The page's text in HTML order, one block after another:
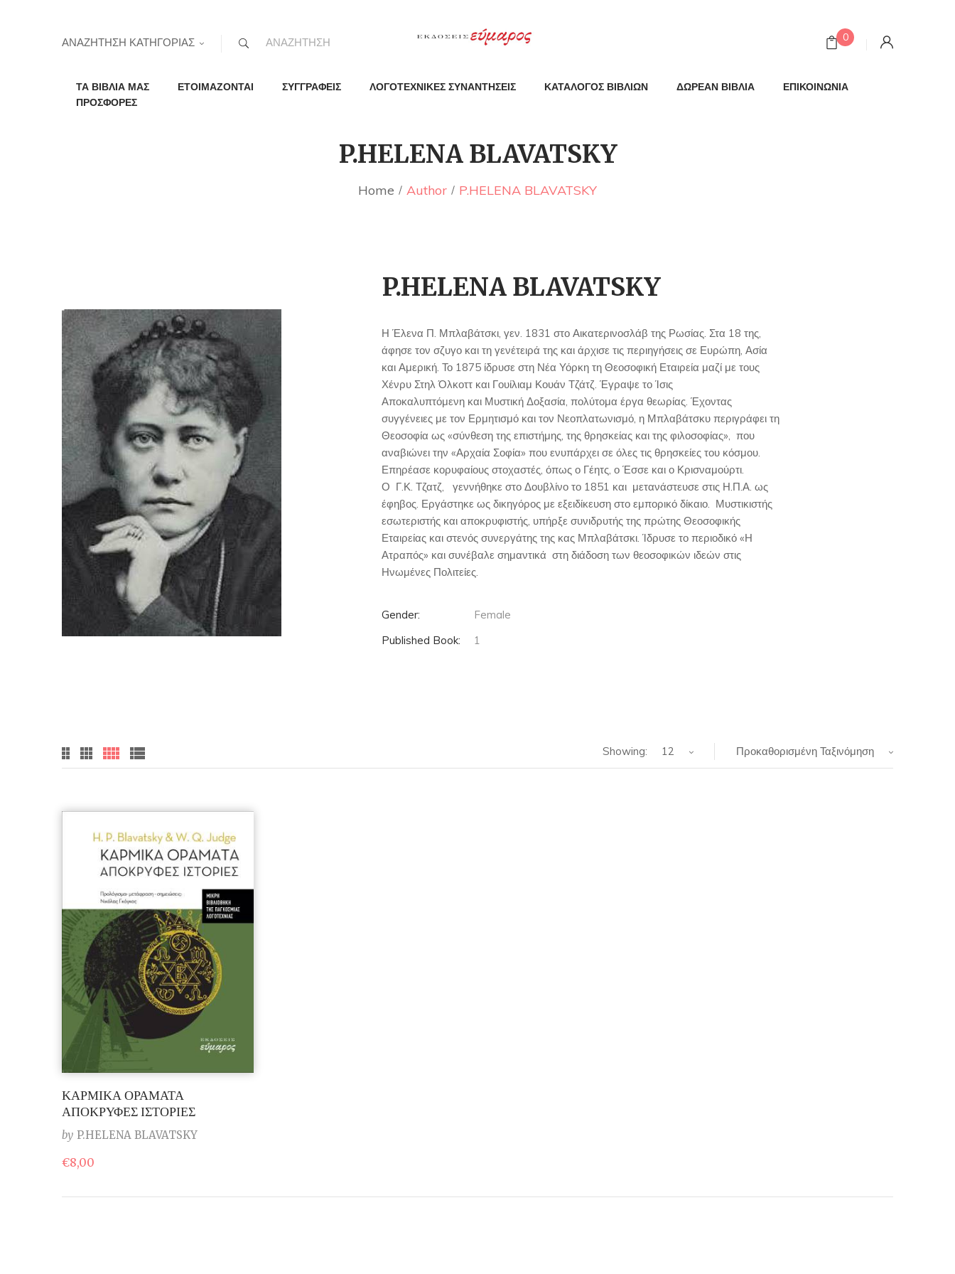
ΑΝΑΖΗΤΗΣΗ ΚΑΤΗΓΟΡΙΑΣ 0
ΤΑ ΒΙΒΛΙΑ ΜΑΣ ΕΤΟΙΜΑΖΟΝΤΑΙ ΣΥΓΓΡΑΦΕΙΣ ΛΟΓΟΤΕΧΝΙΚΕΣ ΣΥΝΑΝΤΗΣΕΙΣ ΚΑΤΑΛΟΓΟΣ ΒΙΒΛΙΩΝ ΔΩΡΕΑΝ ΒΙΒΛΙΑ
ΕΠΙΚΟΙΝΩΝΙΑ
ΠΡΟΣΦΟΡΕΣ
P.HELENA BLAVATSKY
Home Author P.HELENA BLAVATSKY
P.HELENA BLAVATSKY
Η Έλενα Π. Μπλαβάτσκι, γεν. 1831 στο Αικατερινοσλάβ της Ρωσίας. Στα 18 της,
άφησε τον σζυγο και τη γενέτειρά της και άρχισε τις περιηγήσεις σε Ευρώπη, Ασία
και Αμερική. Το 1875 ίδρυσε στη Νέα Υόρκη τη Θεοσοφική Εταιρεία μαζί με τους
Χένρυ Στηλ Όλκοττ και Γουίλιαμ Κουάν Τζάτζ. Έγραψε το Ίσις
Αποκαλυπτόμενη και Μυστική Δοξασία, πολύτομα έργα θεωρίας. Έχοντας
συγγένειες με τον Ερμητισμό και τον Νεοπλατωνισμό, η Μπλαβάτσκυ περιγράφει τη
Θεοσοφία ως «σύνθεση της επιστήμης, της θρησκείας και της φιλοσοφίας», που
αναβιώνει την «Αρχαία Σοφία» που ενυπάρχει σε όλες τις θρησκείες του κόσμου.
Επηρέασε κορυφαίους στοχαστές, όπως ο Γέητς, ο Έσσε και ο Κρισναμούρτι.
Ο Γ.Κ. Τζατζ, γεννήθηκε στο Δουβλίνο το 1851 και μετανάστευσε στις Η.Π.Α. ως
έφηβος. Εργάστηκε ως δικηγόρος με εξειδίκευση στο εμπορικό δίκαιο. Μυστικιστής
εσωτεριστής και αποκρυφιστής, υπήρξε συνιδρυτής της πρώτης Θεοσοφικής
Εταιρείας και στενός συνεργάτης της κας Μπλαβάτσκι. Ίδρυσε το περιοδικό «Η
Ατραπός» και συνέβαλε σημαντικά στη διάδοση των θεοσοφικών ιδεών στις
Ηνωμένες Πολιτείες.
Gender:
Female
Published Book:
1
Προκαθορισμένη Ταξινόμηση
Showing: 12
ΚΑΡΜΙΚΑ ΟΡΑΜΑΤΑ
ΑΠΟΚΡΥΦΕΣ ΙΣΤΟΡΙΕΣ
by P.HELENA BLAVATSKY
€8,00